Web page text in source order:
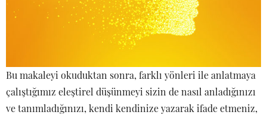
Bu makaleyi okuduktan sonra, farklı yönleri ile anlatmaya
çalıştığımız eleştirel düşünmeyi sizin de nasıl anladığınızı
ve tanımladığınızı, kendi kendinize yazarak ifade etmeniz,